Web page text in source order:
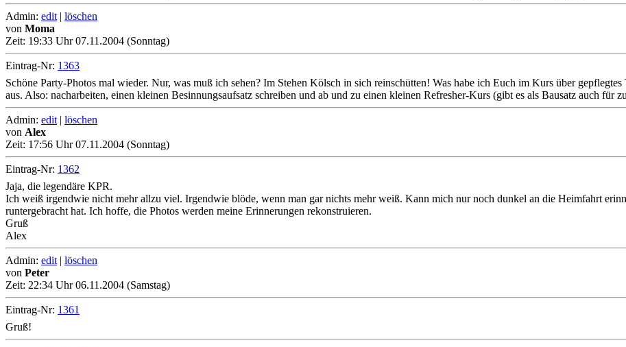
Admin: edit | löschen
von Moma
Zeit: 19:33 Uhr 07.11.2004 (Sonntag)
Eintrag-Nr: 1363
Schöne Party-Photos mal wieder. Nur, was muß ich sehen? Im Stehen Kölsch in sich reinschütten! Was habe ich Euch im Kurs über
aus. Also: nacharbeiten, einen kleinen Besinnungsaufsatz schreiben und ab und zu einen kleinen Refresher-Kurs (gibt es als Bausatz auch für
Admin: edit | löschen
von Alex
Zeit: 17:56 Uhr 07.11.2004 (Sonntag)
Eintrag-Nr: 1362
Jaja, die legendäre KPR.
Ich weiß irgendwie nicht mehr allzu viel. Irgendwie blöde, wenn man gar nichts mehr weiß. Kann mich nur noch dunkel an die Heimfahrt
runtergebracht hat. Ich hoffe, die Photos werden meine Erinnerungen rekonstruieren.
Gruß
Alex
Admin: edit | löschen
von Peter
Zeit: 22:34 Uhr 06.11.2004 (Samstag)
Eintrag-Nr: 1361
Gruß!